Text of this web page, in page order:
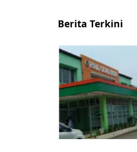
Berita Terkini